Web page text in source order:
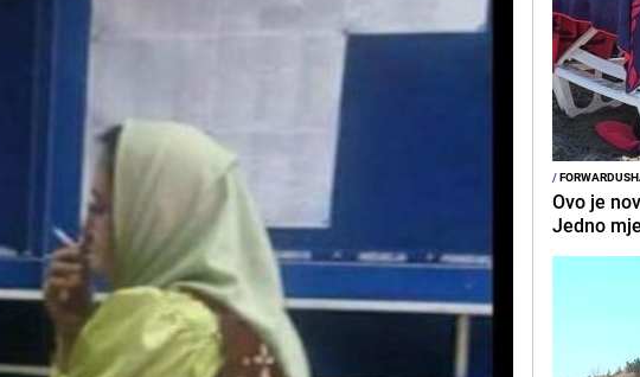
/
Ovo je
Jedno